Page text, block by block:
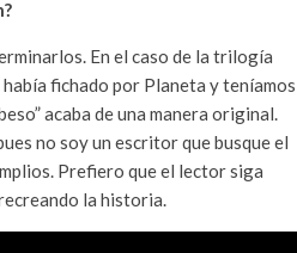
En el caso de la trilogía
fichado por Planeta y teníamos
acaba de una manera original.
no soy un escritor que busque el
Prefiero que el lector siga
la historia.